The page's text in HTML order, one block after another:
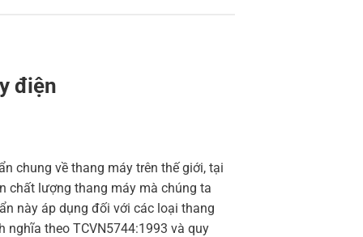
điện
chung về thang máy trên thế giới, tại
chất lượng thang máy mà chúng ta
này áp dụng đối với các loại thang
nghĩa theo TCVN5744:1993 và quy